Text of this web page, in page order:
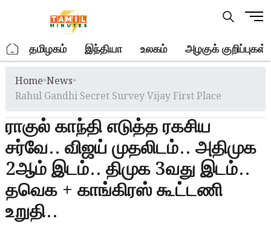
M
u
o
. தமிழகம் இந்தியா உலகம் அழகுக் குறிப்புகள்
Home»News»
Rahul Gandhi Secret Survey Vijay First Place
ராகுல் காந்தி எடுத்த ரகசிய
சர்வே.. விஜய் முதலிடம்.. அதிமுக
2ஆம் இடம்.. திமுக 3வது இடம்..
தவெக + காங்கிரஸ் கூட்டணி
உறுதி..